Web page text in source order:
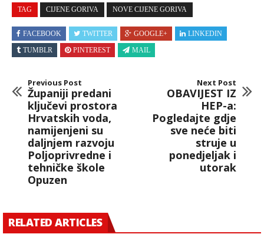
TAG CIJENE GORIVA NOVE CIJENE GORIVA
FACEBOOK TWITTER GOOGLE+
LINKEDIN
TUMBLR
PINTEREST MAIL
Previous Post
Županiji predani
ključevi prostora
Hrvatskih voda,
namijenjeni su
daljnjem razvoju
Poljoprivredne i
tehničke škole
Opuzen
Next Post
OBAVIJEST IZ
HEP-a:
Pogledajte gdje
sve neće biti
struje u
ponedjeljak i
utorak
RELATED ARTICLES